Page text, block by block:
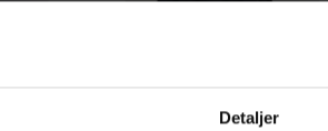
Detaljer
399,95 kr